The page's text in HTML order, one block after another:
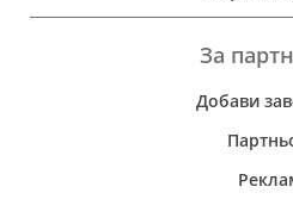
За
Добави